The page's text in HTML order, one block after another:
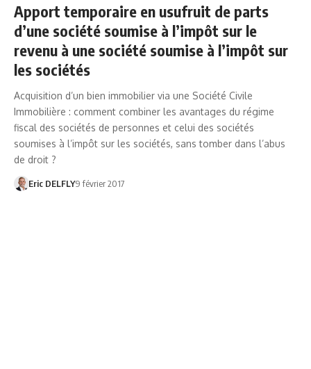
Apport temporaire en usufruit de parts
d’une société soumise à l’impôt sur le
revenu à une société soumise à l’impôt sur
les sociétés
Acquisition d’un bien immobilier via une Société Civile
Immobilière : comment combiner les avantages du régime
fiscal des sociétés de personnes et celui des sociétés
soumises à l’impôt sur les sociétés, sans tomber dans l’abus
de droit ?
Eric DELFLY9 février 2017